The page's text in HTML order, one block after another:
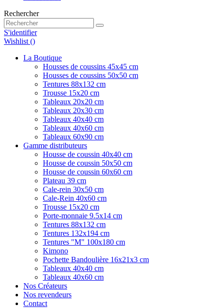
Rechercher
S'identifier
Wishlist ()
La Boutique
Housses de coussins 45x45 cm
Housses de coussins 50x50 cm
Tentures 88x132 cm
Trousse 15x20 cm
Tableaux 20x20 cm
Tableaux 20x30 cm
Tableaux 40x40 cm
Tableaux 40x60 cm
Tableaux 60x90 cm
Gamme distributeurs
Housse de coussin 40x40 cm
Housse de coussin 50x50 cm
Housse de coussin 60x60 cm
Plateau 39 cm
Cale-rein 30x50 cm
Cale-Rein 40x60 cm
Trousse 15x20 cm
Porte-monnaie 9.5x14 cm
Tentures 88x132 cm
Tentures 132x194 cm
Tentures "M" 100x180 cm
Kimono
Pochette Bandoulière 16x21x3 cm
Tableaux 40x40 cm
Tableaux 40x60 cm
Nos Créateurs
Nos revendeurs
Contact